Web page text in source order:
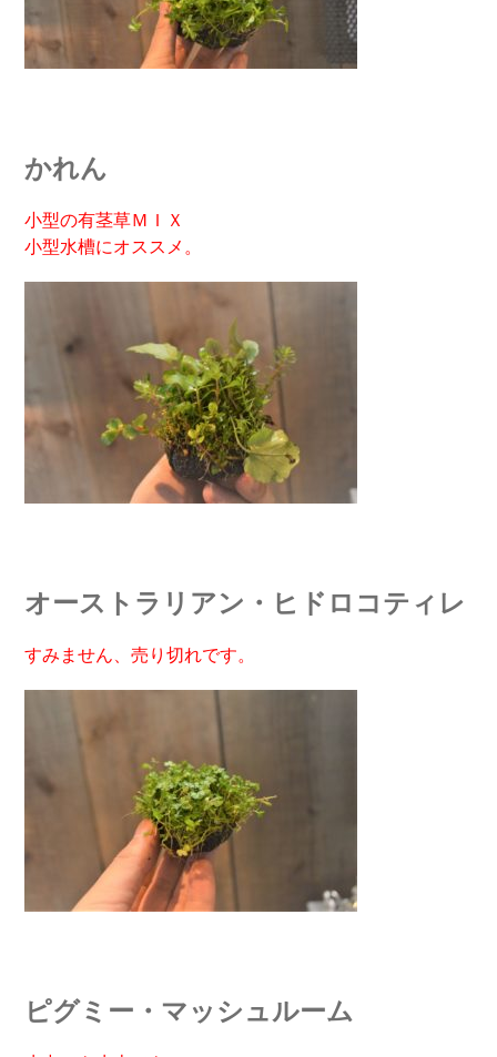
かれん
小型の有茎草ＭＩＸ
小型水槽にオススメ。
オーストラリアン・ヒドロコティレ
すみません、売り切れです。
ピグミー・マッシュルーム